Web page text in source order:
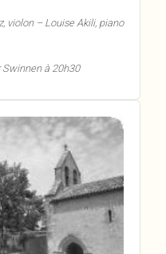
violon – Louise Akili, piano
à 20h30